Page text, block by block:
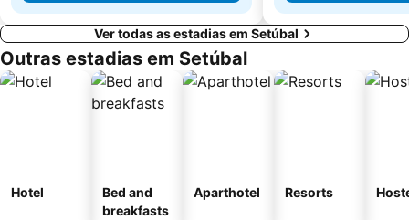
Ver todas as estadias em Setúbal
Outras estadias em Setúbal
Hotel
Bed and
breakfasts
Aparthotel Resorts